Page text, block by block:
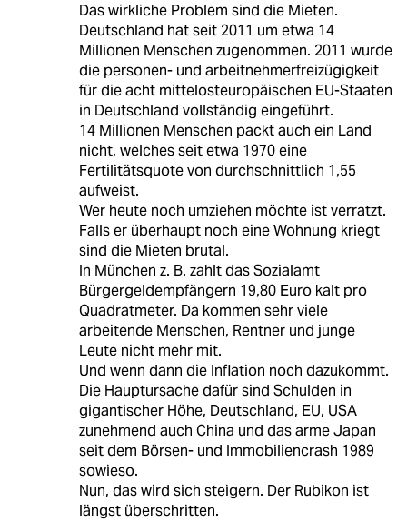
Das wirkliche Problem sind die Mieten.
Deutschland hat seit 2011 um etwa 14
Millionen Menschen zugenommen. 2011 wurde
die personen- und arbeitnehmerfreizügigkeit
für die acht mittelosteuropäischen EU-Staaten
in Deutschland vollständig eingeführt.
14 Millionen Menschen packt auch ein Land
nicht, welches seit etwa 1970 eine
Fertilitätsquote von durchschnittlich 1,55
aufweist.
Wer heute noch umziehen möchte ist verratzt.
Falls er überhaupt noch eine Wohnung kriegt
sind die Mieten brutal.
In München z. B. zahlt das Sozialamt
Bürgergeldempfängern 19,80 Euro kalt pro
Quadratmeter. Da kommen sehr viele
arbeitende Menschen, Rentner und junge
Leute nicht mehr mit.
Und wenn dann die Inflation noch dazukommt.
Die Hauptursache dafür sind Schulden in
gigantischer Höhe, Deutschland, EU, USA
zunehmend auch China und das arme Japan
seit dem Börsen- und Immobiliencrash 1989
sowieso.
Nun, das wird sich steigern. Der Rubikon ist
längst überschritten.